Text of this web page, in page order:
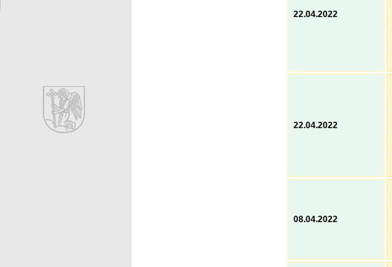
22.04.2022
22.04.2022
08.04.2022